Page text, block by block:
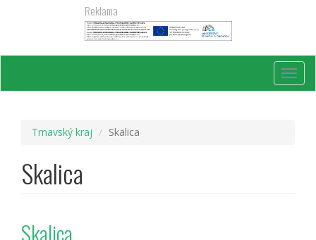
Reklama
Trnavský kraj Skalica
Skalica
Skalica